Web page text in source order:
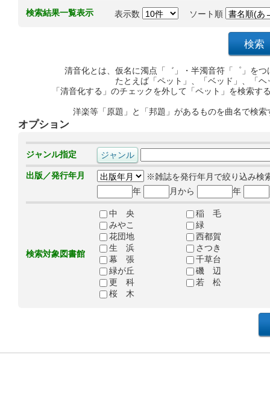
検索結果一覧表示 表示数 ソート順
清音化とは、仮名に濁点「゛」・半濁音符「゜」を
たとえば「ペット」、「ベッド」、「
「清音化する」のチェックを外して「ペット」を検索
洋楽等「原題」と「邦題」があるものを曲名で検
オプション
ジャンル指定
出版／発行年月
※雑誌を発行年月で絞り込み検
年
月から 年
検索対象図書館
中 央
稲 毛
みやこ
緑
花団地
西都賀
生 浜
さつき
幕 張
千草台
緑が丘
磯 辺
更 科
若 松
桜 木